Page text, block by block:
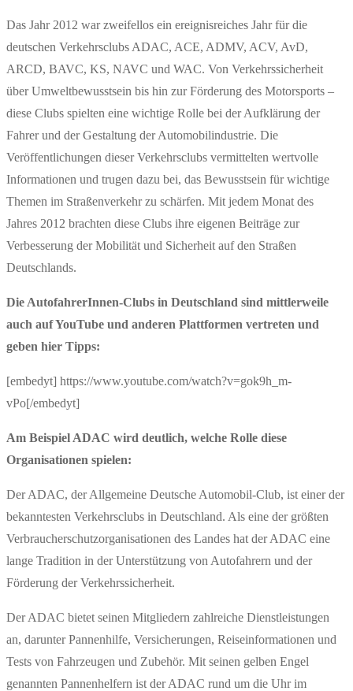
Das Jahr 2012 war zweifellos ein ereignisreiches Jahr für die
deutschen Verkehrsclubs ADAC, ACE, ADMV, ACV, AvD,
ARCD, BAVC, KS, NAVC und WAC. Von Verkehrssicherheit
über Umweltbewusstsein bis hin zur Förderung des Motorsports –
diese Clubs spielten eine wichtige Rolle bei der Aufklärung der
Fahrer und der Gestaltung der Automobilindustrie. Die
Veröffentlichungen dieser Verkehrsclubs vermittelten wertvolle
Informationen und trugen dazu bei, das Bewusstsein für wichtige
Themen im Straßenverkehr zu schärfen. Mit jedem Monat des
Jahres 2012 brachten diese Clubs ihre eigenen Beiträge zur
Verbesserung der Mobilität und Sicherheit auf den Straßen
Deutschlands.
Die AutofahrerInnen-Clubs in Deutschland sind mittlerweile
auch auf YouTube und anderen Plattformen vertreten und
geben hier Tipps:
[embedyt] https://www.youtube.com/watch?v=gok9h_m-
vPo[/embedyt]
Am Beispiel ADAC wird deutlich, welche Rolle diese
Organisationen spielen:
Der ADAC, der Allgemeine Deutsche Automobil-Club, ist einer der
bekanntesten Verkehrsclubs in Deutschland. Als eine der größten
Verbraucherschutzorganisationen des Landes hat der ADAC eine
lange Tradition in der Unterstützung von Autofahrern und der
Förderung der Verkehrssicherheit.
Der ADAC bietet seinen Mitgliedern zahlreiche Dienstleistungen
an, darunter Pannenhilfe, Versicherungen, Reiseinformationen und
Tests von Fahrzeugen und Zubehör. Mit seinen gelben Engel
genannten Pannenhelfern ist der ADAC rund um die Uhr im